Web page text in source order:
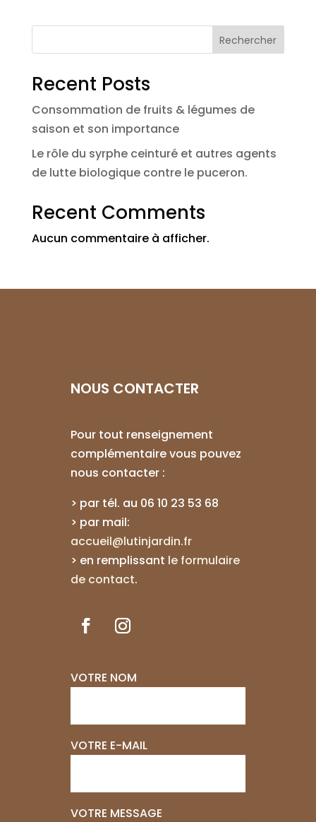
Rechercher
Recent Posts
Consommation de fruits & légumes de
saison et son importance
Le rôle du syrphe ceinturé et autres agents
de lutte biologique contre le puceron.
Recent Comments
Aucun commentaire à afficher.
NOUS CONTACTER
Pour tout renseignement
complémentaire vous pouvez
nous contacter :
> par tél. au 06 10 23 53 68
> par mail:
accueil@lutinjardin.fr
> en remplissant le formulaire
de contact.
VOTRE NOM
VOTRE E-MAIL
VOTRE MESSAGE